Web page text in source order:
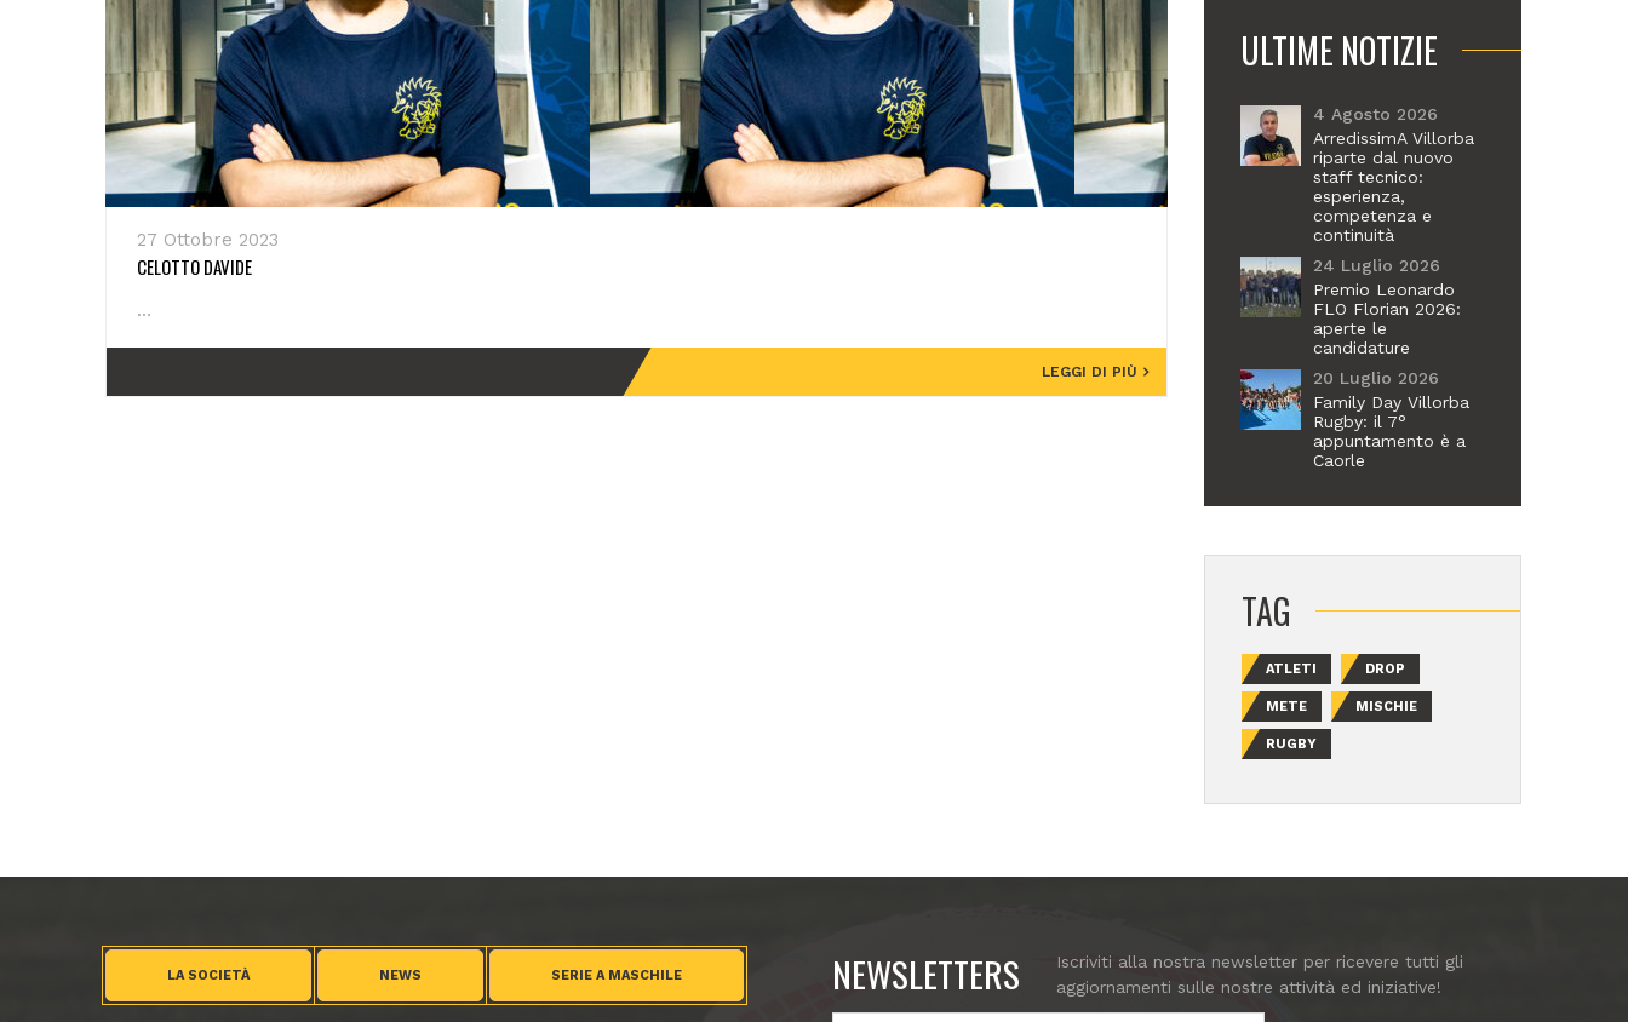
27 Ottobre 2023
CELOTTO DAVIDE
...
LEGGI DI PIÙ
ULTIME NOTIZIE
4 Agosto 2026
ArredissimA Villorba
riparte dal nuovo
staff tecnico:
esperienza,
competenza e
continuità
24 Luglio 2026
Premio Leonardo
FLO Florian 2026:
aperte le
candidature
20 Luglio 2026
Family Day Villorba
Rugby: il 7°
appuntamento è a
Caorle
TAG
ATLETI DROP
METE MISCHIE
RUGBY
LA SOCIETÀ NEWS SERIE A MASCHILE NEWSLETTERS
Iscriviti alla nostra newsletter per ricevere tutti gli
aggiornamenti sulle nostre attività ed iniziative!